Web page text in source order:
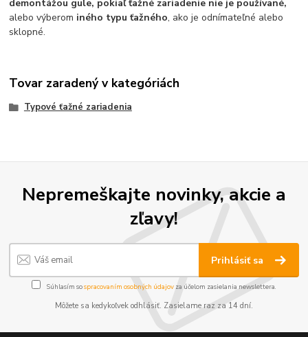
demontážou gule, pokiaľ ťažné zariadenie nie je používané,
alebo výberom iného typu ťažného, ako je odnímateľné alebo
sklopné.
Tovar zaradený v kategóriách
Typové ťažné zariadenia
Nepremeškajte novinky, akcie a
zľavy!
Prihlásiť sa
Súhlasím sospracovaním osobných údajov za účelom zasielania newslettera.
Môžete sa kedykoľvek odhlásiť. Zasielame raz za 14 dní.